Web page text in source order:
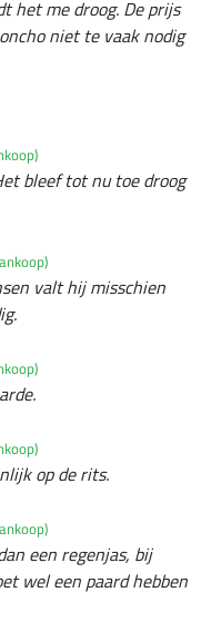
het me droog. De prijs
niet te vaak nodig
bleef tot nu toe droog
valt hij misschien
op de rits.
een regenjas, bij
wel een paard hebben